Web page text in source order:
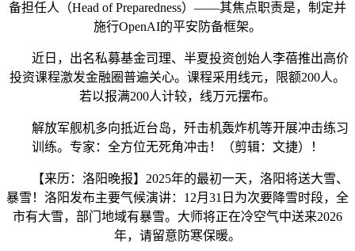
备担任人（Head of Preparedness）——其焦点职责是，制定并
施行OpenAI的平安防备框架。
近日，出名私募基金司理、半夏投资创始人李蓓推出高价
投资课程激发金融圈普遍关心。课程采用线元，限额200人。
若以报满200人计较，线万元摆布。
解放军舰机多向抵近台岛，歼击机轰炸机等开展冲击练习
训练。专家：全方位无死角冲击！（剪辑：文捷）！
【来历：洛阳晚报】2025年的最初一天，洛阳将送大雪、
暴雪！洛阳发布主要气候演讲：12月31日为次要降雪时段，全
市有大雪，部门地域有暴雪。大师将正在冷空气中送来2026
年，请留意防寒保暖。